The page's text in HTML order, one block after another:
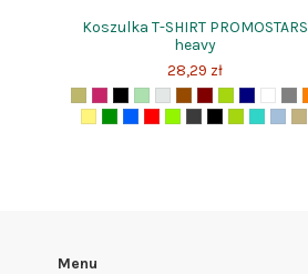
Koszulka T-SHIRT PROMOSTARS
heavy
28,29 zł
Menu